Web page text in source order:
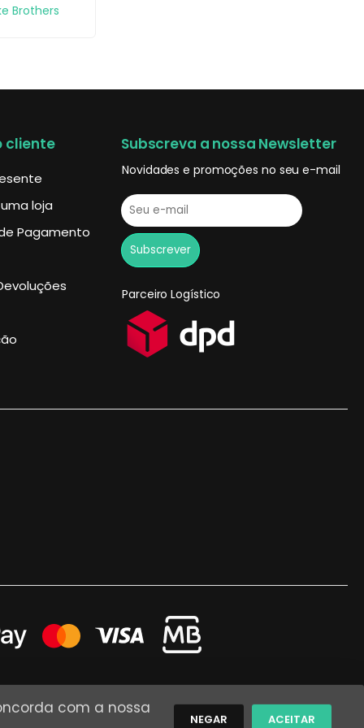
Brothers
Subscreva a nossa Newsletter
Novidades e promoções no seu e-mail
Parceiro Logístico
cliente
loja
Pagamento
com a nossa
NEGAR ACEITAR